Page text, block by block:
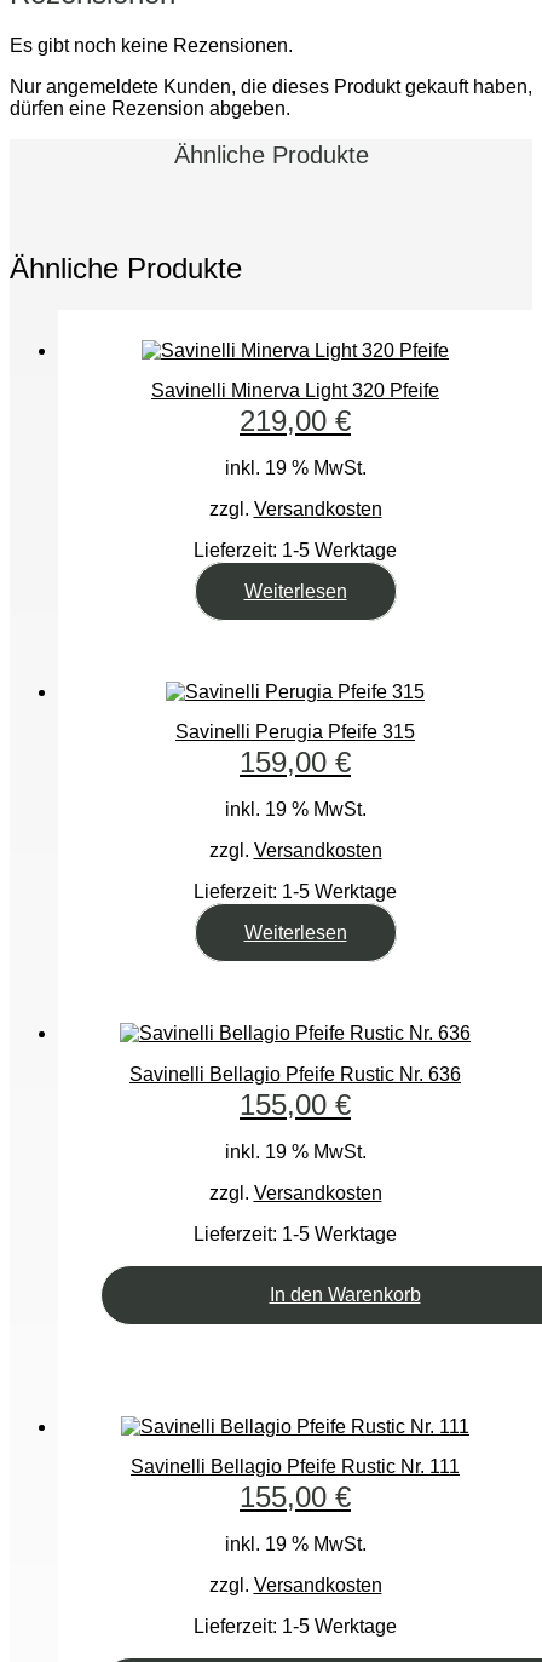
Es gibt noch keine Rezensionen.
Nur angemeldete Kunden, die dieses Produkt gekauft haben,
dürfen eine Rezension abgeben.
Ähnliche Produkte
Ähnliche Produkte
Savinelli Minerva Light 320 Pfeife
219,00 €
inkl. 19 % MwSt.
zzgl. Versandkosten
Lieferzeit: 1-5 Werktage
Weiterlesen
Savinelli Perugia Pfeife 315
159,00 €
inkl. 19 % MwSt.
zzgl. Versandkosten
Lieferzeit: 1-5 Werktage
Weiterlesen
Savinelli Bellagio Pfeife Rustic Nr. 636
155,00 €
inkl. 19 % MwSt.
zzgl. Versandkosten
Lieferzeit: 1-5 Werktage
In den Warenkorb
Savinelli Bellagio Pfeife Rustic Nr. 111
155,00 €
inkl. 19 % MwSt.
zzgl. Versandkosten
Lieferzeit: 1-5 Werktage